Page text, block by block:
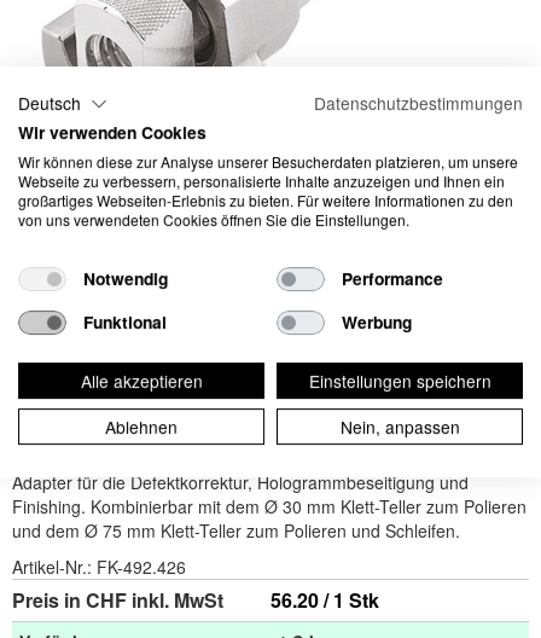
Adapter exzentrisch
freilaufend, 12 mm Hub für
PXE 80
Adapter für die Defektkorrektur, Hologrammbeseitigung und
Finishing. Kombinierbar mit dem Ø 30 mm Klett-Teller zum Polieren
und dem Ø 75 mm Klett-Teller zum Polieren und Schleifen.
Artikel-Nr.: FK-492.426
Preis in CHF inkl. MwSt 56.20 / 1 Stk
Deutsch
Datenschutzbestimmungen
Wir verwenden Cookies
Wir können diese zur Analyse unserer Besucherdaten platzieren, um unsere
Webseite zu verbessern, personalisierte Inhalte anzuzeigen und Ihnen ein
großartiges Webseiten-Erlebnis zu bieten. Für weitere Informationen zu den
von uns verwendeten Cookies öffnen Sie die Einstellungen.
Notwendig
Performance
Funktional
Werbung
Alle akzeptieren
Einstellungen speichern
Ablehnen
Nein, anpassen